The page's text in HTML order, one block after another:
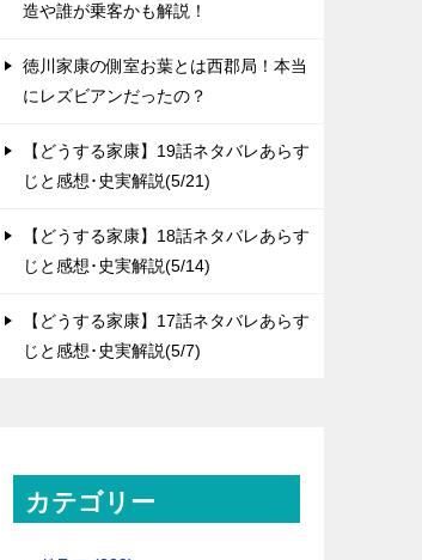
造や誰が乗客かも解説！
徳川家康の側室お葉とは西郡局！本当
にレズビアンだったの？
【どうする家康】19話ネタバレあらす
じと感想･史実解説(5/21)
【どうする家康】18話ネタバレあらす
じと感想･史実解説(5/14)
【どうする家康】17話ネタバレあらす
じと感想･史実解説(5/7)
カテゴリー